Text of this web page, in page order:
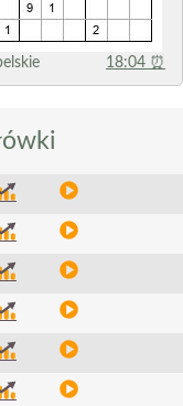
18:04 ⏰